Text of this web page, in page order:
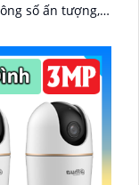
số ấn tượng,